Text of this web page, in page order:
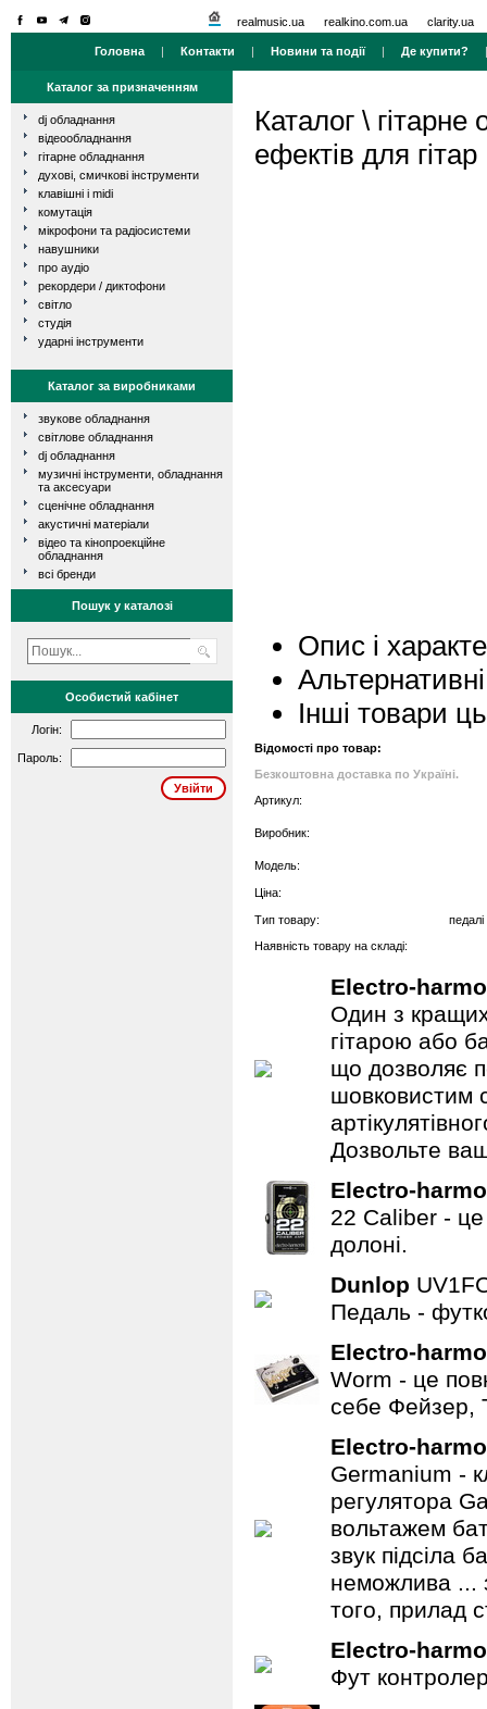
realmusic.ua realkino.com.ua clarity.ua
Головна | Контакти | Новини та події| Де купити?
Каталог за призначенням
dj обладнання
відеообладнання
гітарне обладнання
духові, смичкові інструменти
клавішні і midi
комутація
мікрофони та радіосистеми
навушники
про аудіо
рекордери / диктофони
світло
студія
ударні інструменти
Каталог за виробниками
звукове обладнання
світлове обладнання
dj обладнання
музичні інструменти, обладнання
та аксесуари
сценічне обладнання
акустичні матеріали
відео та кінопроекційне
обладнання
всі бренди
Пошук у каталозі
Особистий кабінет
Логін:
Пароль:
Каталог \ гітарне
ефектів для гітар
Опис і
Інші товари
Відомості про товар:
Безкоштовна доставка по Україні.
Артикул:
Виробник:
Модель:
Ціна:
Тип товару:
педалі
Наявність товару на складі:
Electro-
Один з
гітарою або
що дозволяє
шовковистим
Дозвольте
Electro-
22 Caliber - це
долоні.
Dunlop
Педаль -
Electro-
Worm - це
себе Фейзер,
Electro-
Germanium -
регулятора
вольтажем
звук підсіла
неможлива ...
того, прилад
Electro-
Фут